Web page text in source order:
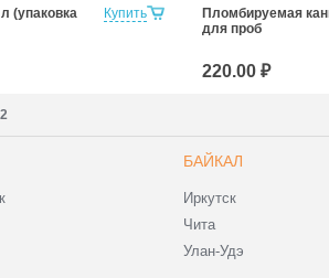
Купить
(упаковка
Пломбируемая
для проб
220.00 ₽
БАЙКАЛ
Иркутск
Чита
Улан-Удэ